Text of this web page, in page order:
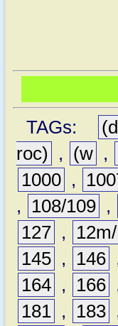
TAGs:
roc)
, (w ,
1000 ,
,
108/109 ,
127 ,
145 , 146
164 , 166
181 , 183